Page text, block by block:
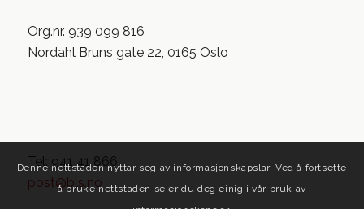
Org.nr. 939 099 816
Nordahl Bruns gate 22, 0165 Oslo
Tel: 941 41 866
post@bls.no
Denne nettstaden nyttar seg av informasjonskapslar. Ved å fortsette
å bruke nettstaden seier du deg einig i vår bruk av